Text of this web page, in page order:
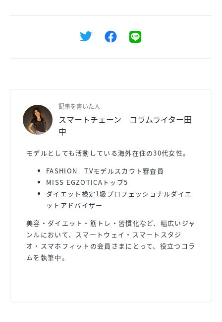
記事を書いた人
スマートチェーン コラムライター田
中
モデルとしても活動している海外在住の30代女性。
FASHION TVモデルスカウト審査員
MISS EGZOTICAトップ5
ダイエット検定1級プロフェッショナルダイエ
ットアドバイザー
美容・ダイエット・筋トレ・習慣化など、幅広いジャ
ンルにおいて、スマートウェイ・スマートスタジ
オ・スマホフィットの会員さまにとって、役立つコラ
ムを執筆中。